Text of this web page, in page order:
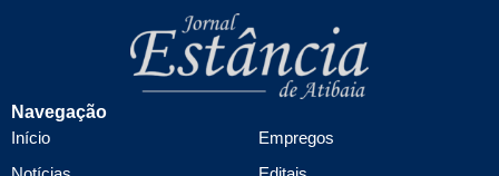
Navegação
Início
Empregos